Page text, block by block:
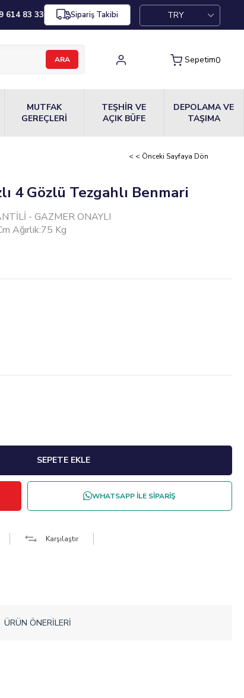
614 83 33 Sipariş Takibi TRY
Sepetim0
MUTFAK
GEREÇLERİ
TEŞHİR VE
AÇIK BÜFE
DEPOLAMA VE
TAŞIMA
< < Önceki Sayfaya Dön
4 Gözlü Tezgahlı Benmari
- GAZMER ONAYLI
Ağırlık:75 Kg
WHATSAPP İLE SİPARİŞ
Karşılaştır
ÜRÜN ÖNERILERI